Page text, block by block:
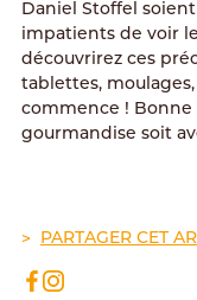
Daniel Stoffel
impatients de voir
découvrirez ces
tablettes,
commence ! Bonne
gourmandise soit
PARTAGER CET